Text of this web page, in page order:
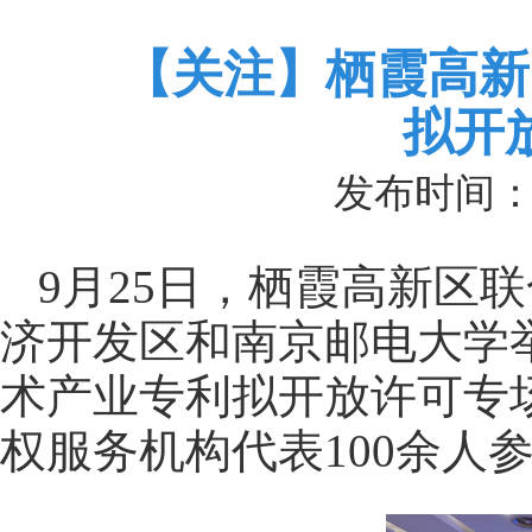
【关注】栖霞高
拟开
发布时间
9月25日，栖霞高新区
济开发区和南京邮电大学
术产业专利拟开放许可专
权服务机构代表100余人